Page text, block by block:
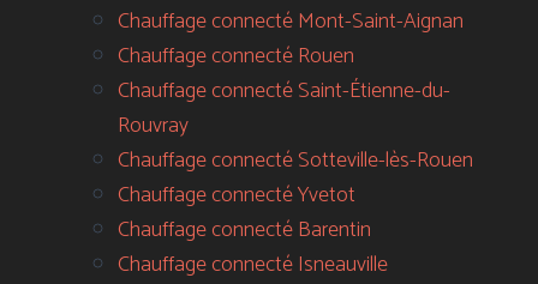
Chauffage connecté Mont-Saint-Aignan
Chauffage connecté Rouen
Chauffage connecté Saint-Étienne-du-
Rouvray
Chauffage connecté Sotteville-lès-Rouen
Chauffage connecté Yvetot
Chauffage connecté Barentin
Chauffage connecté Isneauville